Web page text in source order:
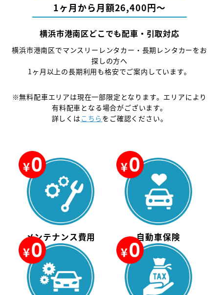
1ヶ月から月額26,400円〜
横浜市港南区どこでも配車・引取対応
横浜市港南区でマンスリーレンタカー・長期レンタカーをお
探しの方へ
1ヶ月以上の長期利用も格安でご案内しています。
※無料配車エリアは現在一部限定となります。エリアにより
有料配車となる場合がございます。
詳しくはこちら をご確認ください。
メンテナンス費用 自動車保険